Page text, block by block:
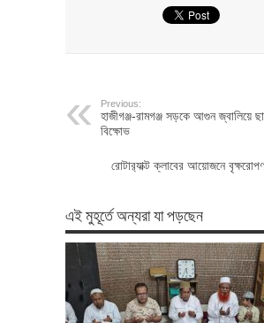
Previous:
হাজীগঞ্জ-রামগঞ্জ সড়কে আগুন জ্বালিয়ে
বিক্ষোভ
রোটার‌্যাক্ট ক্লাবের আয়োজনে
এই মুহূর্তে অন্যরা যা পড়ছেন